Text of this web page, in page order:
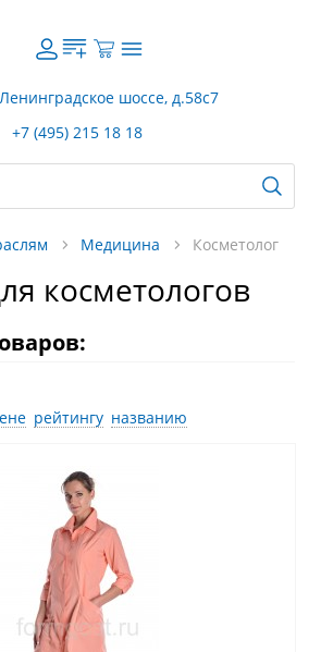
шоссе, д.58с7
+7 (495) 215 18 18
Медицина Косметолог
косметологов
рейтингу названию